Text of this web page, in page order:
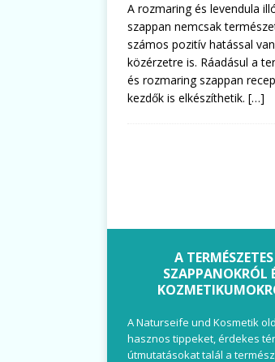
A rozmaring és levendula
szappan nemcsak
számos pozitív hatással
közérzetre is. Ráadásul a
és rozmaring szappan
kezdők is elkészíthetik. […]
A TERMÉSZETES
SZAPPANOKRÓL
A Naturseife und Kosmetik
hasznos tippeket, érdekes
útmutatásokat talál a